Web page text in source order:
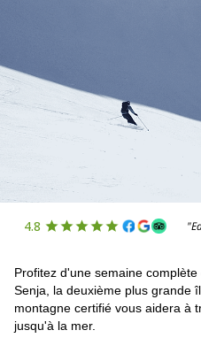
4.8
Profitez d'une semaine
Senja, la deuxième plus grande
montagne certifié vous aidera à
jusqu'à la mer.